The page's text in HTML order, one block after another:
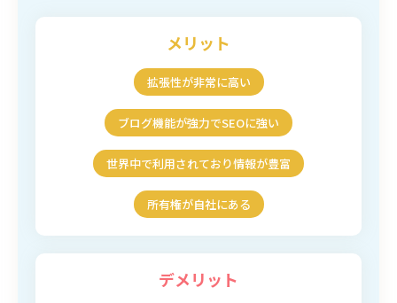
メリット
拡張性が非常に高い
ブログ機能が強力でSEOに強い
世界中で利用されており情報が豊富
所有権が自社にある
デメリット